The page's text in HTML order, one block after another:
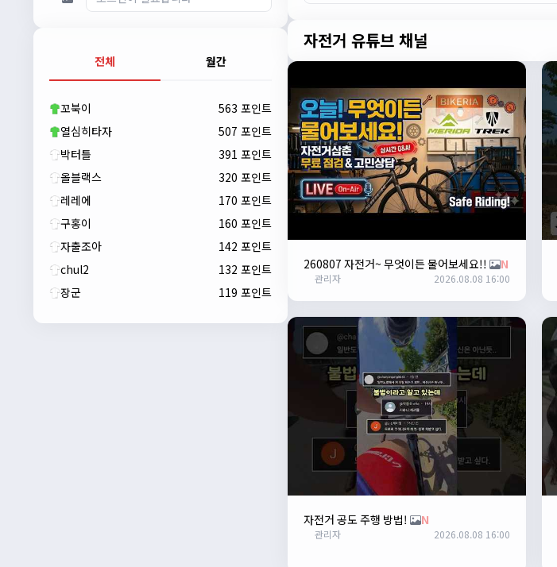
새해 복많이 받으세요!!
자출조아00:23:55
새해 복많이 받으세요!!
전체 월간
꼬북이
563 포인트
열심히타자
507 포인트
박터틀
391 포인트
올블랙스
320 포인트
레레에
170 포인트
구홍이
160 포인트
자출조아
142 포인트
chul2
132 포인트
장군
119 포인트
자전거 유튜브 채널
260807 자전거~ 무엇이든 물어보세요!! N
관리자 2026.08.08 16:00
자전거 공도 주행 방법! N
관리자 2026.08.08 16:00